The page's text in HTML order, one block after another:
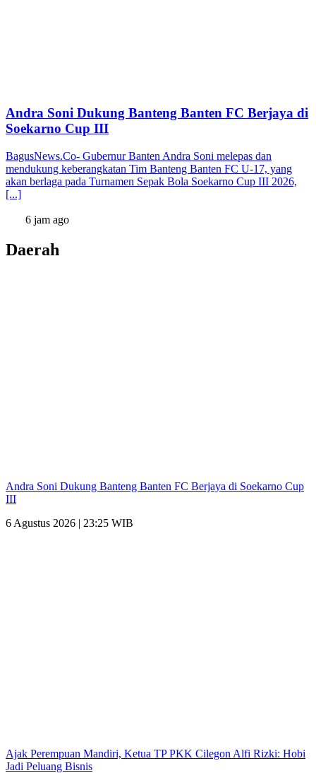
Andra Soni Dukung Banteng Banten FC Berjaya di
Soekarno Cup III
BagusNews.Co- Gubernur Banten Andra Soni melepas dan
mendukung keberangkatan Tim Banteng Banten FC U-17, yang
akan berlaga pada Turnamen Sepak Bola Soekarno Cup III 2026,
[...]
6 jam ago
Daerah
Andra Soni Dukung Banteng Banten FC Berjaya di Soekarno Cup
III
6 Agustus 2026 | 23:25 WIB
Ajak Perempuan Mandiri, Ketua TP PKK Cilegon Alfi Rizki: Hobi
Jadi Peluang Bisnis